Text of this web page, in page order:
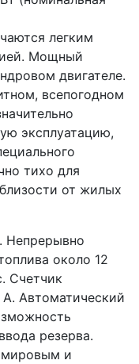
легким
Мощный
двигателе.
всепогодном
эксплуатацию,
тихо для
от жилых
Непрерывно
около 12
Счетчик
Автоматический
резерва.
мировым и